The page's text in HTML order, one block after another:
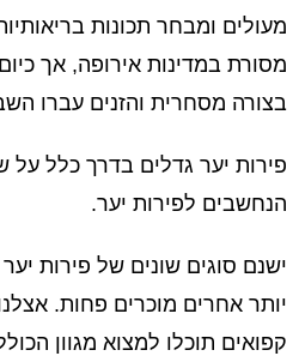
מעולים ומבחר תכונות
מסורת במדינות אירופה, אך
בצורה מסחרית והזנים עברו
פירות יער גדלים בדרך כלל על
הנחשבים לפירות יער.
ישנם סוגים שונים של פירות
יותר אחרים מוכרים פחות.
קפואים תוכלו למצוא מגוון